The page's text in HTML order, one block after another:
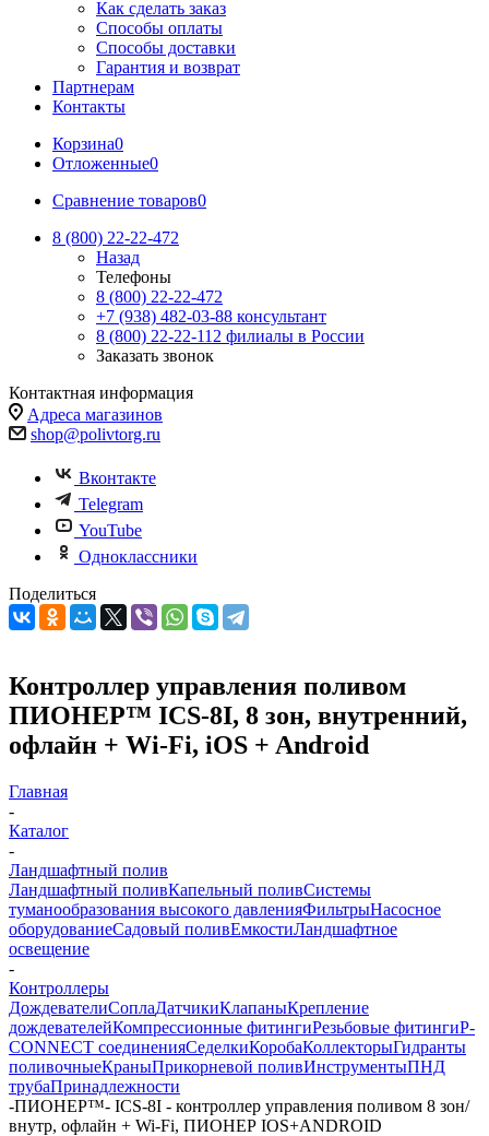
Как сделать заказ
Способы оплаты
Способы доставки
Гарантия и возврат
Партнерам
Контакты
Корзина0
Отложенные0
Сравнение товаров0
8 (800) 22-22-472
Назад
Телефоны
8 (800) 22-22-472
+7 (938) 482-03-88 консультант
8 (800) 22-22-112 филиалы в России
Заказать звонок
Контактная информация
Адреса магазинов
shop@polivtorg.ru
Вконтакте
Telegram
YouTube
Одноклассники
Поделиться
Контроллер управления поливом
ПИОНЕР™ ICS-8I, 8 зон, внутренний,
офлайн + Wi-Fi, iOS + Android
Главная
-
Каталог
-
Ландшафтный полив
Ландшафтный поливКапельный поливСистемы
туманообразования высокого давленияФильтрыНасосное
оборудованиеСадовый поливЕмкостиЛандшафтное
освещение
-
Контроллеры
ДождевателиСоплаДатчикиКлапаныКрепление
дождевателейКомпрессионные фитингиРезьбовые фитингиP-
CONNECT соединенияСеделкиКоробаКоллекторыГидранты
поливочныеКраныПрикорневой поливИнструментыПНД
трубаПринадлежности
-ПИОНЕР™- ICS-8I - контроллер управления поливом 8 зон/
внутр, офлайн + Wi-Fi, ПИОНЕР IOS+ANDROID